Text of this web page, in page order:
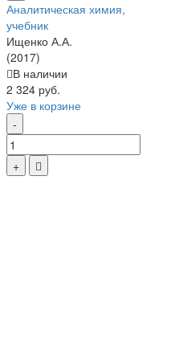
Аналитическая химия,
учебник
Ищенко А.А.
(2017)
В наличии
2 324 руб.
Уже в корзине